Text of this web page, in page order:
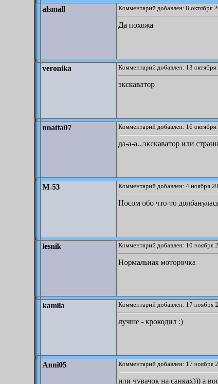
alsmall Комментарий добавлен: 8 октября
Да похожа
veronika Комментарий добавлен: 13
экскаватор
nnatta07 Комментарий добавлен: 16
да-а-а...экскаватор или
M-53 Комментарий добавлен: 4 ноября
Носом обо что-то
lesnik Комментарий добавлен: 10 ноября
Нормальная моторочка
kamila Комментарий добавлен: 17 ноября
лучше - крокодил :)
Anni05 Комментарий добавлен: 17 ноября
или чувачок на санках))) а